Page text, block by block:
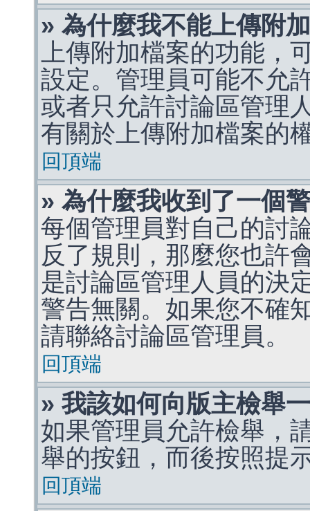
» 為什麼我不能上傳附
上傳附加檔案的功能，
設定。管理員可能不允
或者只允許討論區管理
有關於上傳附加檔案的
回頂端
» 為什麼我收到了一個
每個管理員對自己的討
反了規則，那麼您也許
是討論區管理人員的決
警告無關。如果您不確
請聯絡討論區管理員。
回頂端
» 我該如何向版主檢舉
如果管理員允許檢舉，
舉的按鈕，而後按照提
回頂端